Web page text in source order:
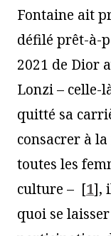
Fontaine ait
défilé prêt-à-
2021 de Dior
Lonzi – celle-
quitté sa
consacrer à
toutes les
culture – [1],
quoi se